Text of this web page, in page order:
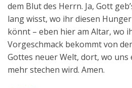
dem Blut des Herrn. Ja, Gott
lang wisst, wo ihr diesen
könnt – eben hier am Altar, wo
Vorgeschmack bekommt von
Gottes neuer Welt, dort, wo uns
mehr stechen wird. Amen.